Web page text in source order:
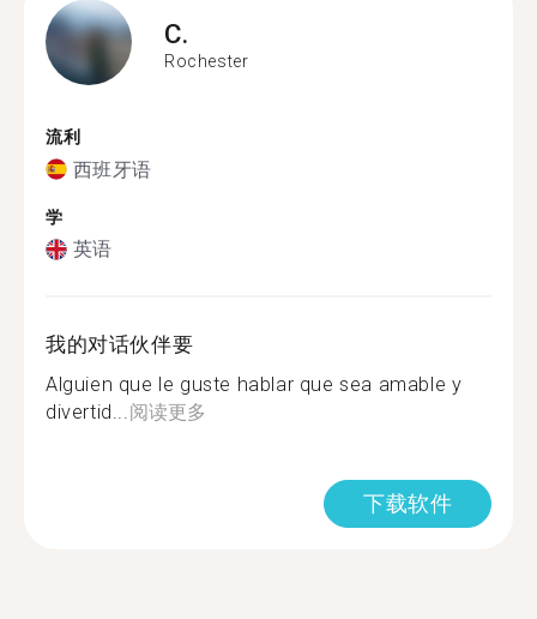
C.
Rochester
流利
西班牙语
学
英语
我的对话伙伴要
Alguien que le guste hablar que sea amable y
divertid...阅读更多
下载软件